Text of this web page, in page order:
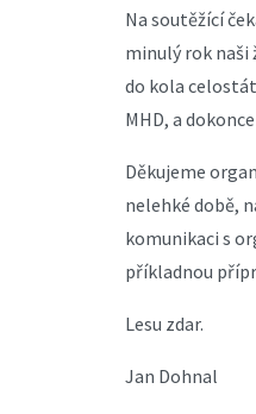
Na soutěžící
minulý rok naši
do kola
MHD, a
Děkujeme
nelehké době,
komunikaci s
příkladnou
Lesu zdar.
Jan Dohnal